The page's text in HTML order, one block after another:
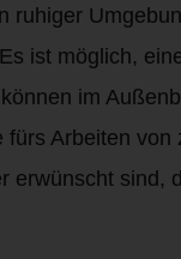
ruhiger
ist möglich,
im
fürs Arbeiten
erwünscht sind,